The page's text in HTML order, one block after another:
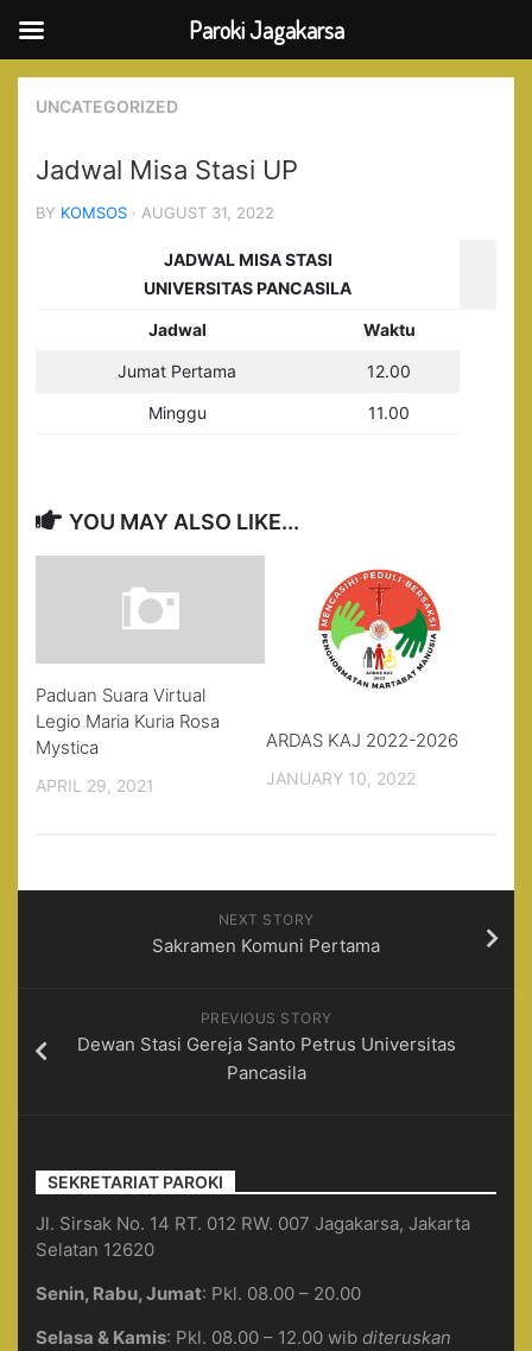
Skip
UNCATEGORIZED
Jadwal Misa Stasi UP
BY KOMSOS · AUGUST 31, 2022
JADWAL MISA STASI
UNIVERSITAS PANCASILA
Jadwal Waktu
Jumat Pertama 12.00
Minggu 11.00
YOU MAY ALSO LIKE...
Paduan Suara Virtual
Legio Maria Kuria Rosa
Mystica
APRIL 29, 2021
ARDAS KAJ 2022-2026
JANUARY 10, 2022
NEXT STORY
Sakramen Komuni Pertama
PREVIOUS STORY
Dewan Stasi Gereja Santo Petrus Universitas
Pancasila
SEKRETARIAT PAROKI
Jl. Sirsak No. 14 RT. 012 RW. 007 Jagakarsa, Jakarta
Selatan 12620
Senin, Rabu, Jumat: Pkl. 08.00 – 20.00
Selasa & Kamis: Pkl. 08.00 – 12.00 wib diteruskan
Paroki Jagakarsa